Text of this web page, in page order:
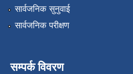
सार्वजनिक सुनुवाई
सार्वजनिक परीक्षण
सम्पर्क विवरण